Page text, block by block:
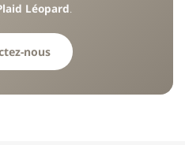
Léopard.
nous